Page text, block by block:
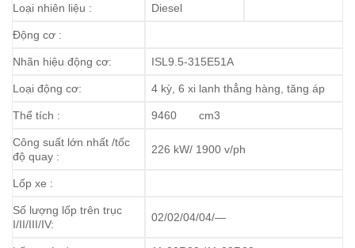
Loại nhiên liệu : Diesel
Động cơ :
Nhãn hiệu động cơ: ISL9.5-315E51A
Loại động cơ: 4 kỳ, 6 xi lanh thẳng hàng, tăng áp
Thể tích : 9460 cm3
Công suất lớn nhất /tốc
độ quay :
226 kW/ 1900 v/ph
Lốp xe :
Số lượng lốp trên trục
I/II/III/IV:
02/02/04/04/—